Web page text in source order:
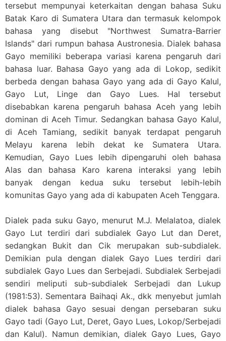
tersebut mempunyai keterkaitan dengan bahasa Suku
Batak Karo di Sumatera Utara dan termasuk kelompok
bahasa yang disebut "Northwest Sumatra-Barrier
Islands" dari rumpun bahasa Austronesia. Dialek bahasa
Gayo memiliki beberapa variasi karena pengaruh dari
bahasa luar. Bahasa Gayo yang ada di Lokop, sedikit
berbeda dengan bahasa Gayo yang ada di Gayo Kalul,
Gayo Lut, Linge dan Gayo Lues. Hal tersebut
disebabkan karena pengaruh bahasa Aceh yang lebih
dominan di Aceh Timur. Sedangkan bahasa Gayo Kalul,
di Aceh Tamiang, sedikit banyak terdapat pengaruh
Melayu karena lebih dekat ke Sumatera Utara.
Kemudian, Gayo Lues lebih dipengaruhi oleh bahasa
Alas dan bahasa Karo karena interaksi yang lebih
banyak dengan kedua suku tersebut lebih-lebih
komunitas Gayo yang ada di kabupaten Aceh Tenggara.
Dialek pada suku Gayo, menurut M.J. Melalatoa, dialek
Gayo Lut terdiri dari subdialek Gayo Lut dan Deret,
sedangkan Bukit dan Cik merupakan sub-subdialek.
Demikian pula dengan dialek Gayo Lues terdiri dari
subdialek Gayo Lues dan Serbejadi. Subdialek Serbejadi
sendiri meliputi sub-subdialek Serbejadi dan Lukup
(1981:53). Sementara Baihaqi Ak., dkk menyebut jumlah
dialek bahasa Gayo sesuai dengan persebaran suku
Gayo tadi (Gayo Lut, Deret, Gayo Lues, Lokop/Serbejadi
dan Kalul). Namun demikian, dialek Gayo Lues, Gayo